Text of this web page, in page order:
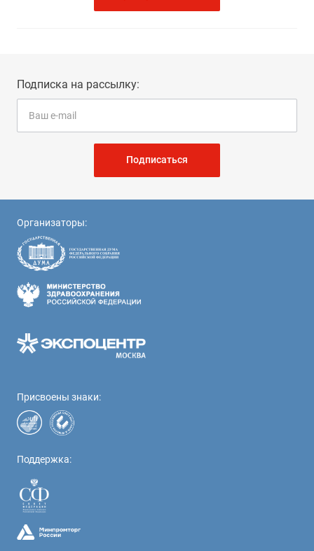
Подписка на рассылку:
Подписаться
Организаторы:
Присвоены знаки:
Поддержка: